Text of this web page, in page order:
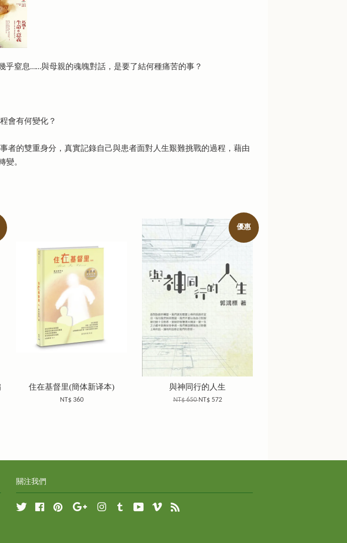
窒息……與母親的魂魄對話，是要了結何種痛苦的事？
會有何變化？
者的雙重身分，真實記錄自己與患者面對人生艱難挑戰的過程，藉由
變。
住在基督里(簡体新译本)
NT$ 360
優惠
與神同行的人生
NT$ 650NT$ 572
關注我們
Twitter FacebookPinterest Google InstagramTumblr YouTubeVimeo